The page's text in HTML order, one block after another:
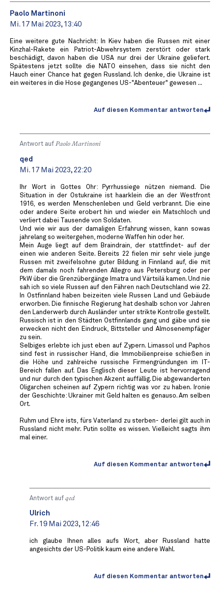
Paolo Martinoni
Mi. 17 Mai 2023, 13:40
Eine weitere gute Nachricht: In Kiev haben die Russen mit einer
Kinzhal-Rakete ein Patriot-Abwehrsystem zerstört oder stark
beschädigt, davon haben die USA nur drei der Ukraine geliefert.
Spätestens jetzt sollte die NATO einsehen, dass sie nicht den
Hauch einer Chance hat gegen Russland. Ich denke, die Ukraine ist
ein weiteres in die Hose gegangenes US-"Abenteuer" gewesen ...
Auf diesen Kommentar antworten
Antwort auf Paolo Martinoni
qed
Mi. 17 Mai 2023, 22:20
Ihr Wort in Gottes Ohr: Pyrrhussiege nützen niemand. Die
Situation in der Ostukraine ist haarklein die an der Westfront
1916, es werden Menschenleben und Geld verbrannt. Die eine
oder andere Seite erobert hin und wieder ein Matschloch und
verliert dabei Tausende von Soldaten.
Und wie wir aus der damaligen Erfahrung wissen, kann sowas
jahrelang so weitergehen, moderne Waffen hin oder her.
Mein Auge liegt auf dem Braindrain, der stattfindet- auf der
einen wie anderen Seite. Bereits 22 fielen mir sehr viele junge
Russen mit zweifelsohne guter Bildung in Finnland auf, die mit
dem damals noch fahrenden Allegro aus Petersburg oder per
PkW über die Grenzübergänge Imatra und Värtsilä kamen. Und nie
sah ich so viele Russen auf den Fähren nach Deutschland wie 22.
In Ostfinnland haben beizeiten viele Russen Land und Gebäude
erworben. Die finnische Regierung hat deshalb schon vor Jahren
den Landerwerb durch Ausländer unter strikte Kontrolle gestellt.
Russisch ist in den Städten Ostfinnlands gang und gäbe und sie
erwecken nicht den Eindruck, Bittsteller und Almosenempfäger
zu sein.
Selbiges erlebte ich just eben auf Zypern. Limassol und Paphos
sind fest in russischer Hand, die Immobilienpreise schießen in
die Höhe und zahlreiche russische Firmengründungen im IT-
Bereich fallen auf. Das Englisch dieser Leute ist hervorragend
und nur durch den typischen Akzent auffällig. Die abgewanderten
Oligarchen scheinen auf Zypern richtig was vor zu haben. Ironie
der Geschichte: Ukrainer mit Geld halten es genauso. Am selben
Ort.
Ruhm und Ehre ists, fürs Vaterland zu sterben- derlei gilt auch in
Russland nicht mehr. Putin sollte es wissen. Vielleicht sagts ihm
mal einer.
Auf diesen Kommentar antworten
Antwort auf qed
Ulrich
Fr. 19 Mai 2023, 12:46
ich glaube Ihnen alles aufs Wort, aber Russland hatte
angesichts der US-Politik kaum eine andere Wahl.
Auf diesen Kommentar antworten